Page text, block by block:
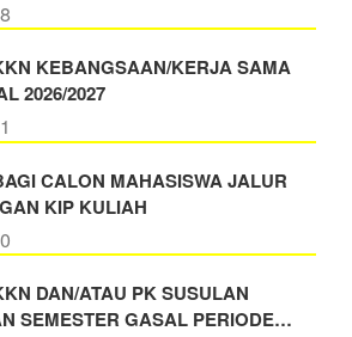
KEBANGSAAN/KERJA SAMA
2026/2027
CALON MAHASISWA JALUR
KIP KULIAH
DAN/ATAU PK SUSULAN
SEMESTER GASAL PERIODE…